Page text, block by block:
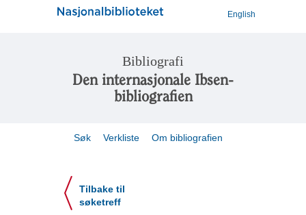
English
Bibliografi
Den internasjonale Ibsen-
bibliografien
Søk Verkliste Om bibliografien
Tilbake til
søketreff